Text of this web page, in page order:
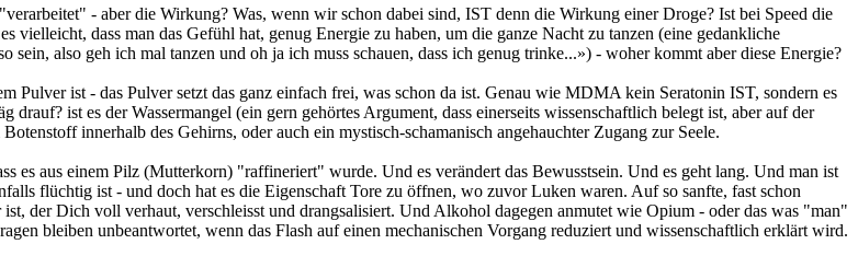
- aber die Wirkung? Was, wenn wir schon dabei sind, IST denn die Wirkung einer Droge? Ist bei Speed die
vielleicht, dass man das Gefühl hat, genug Energie zu haben, um die ganze Nacht zu tanzen (eine gedankliche
also geh ich mal tanzen und oh ja ich muss schauen, dass ich genug trinke...») - woher kommt aber diese Energie?
Pulver ist - das Pulver setzt das ganz einfach frei, was schon da ist. Genau wie MDMA kein Seratonin IST, sondern es
ist es der Wassermangel (ein gern gehörtes Argument, dass einerseits wissenschaftlich belegt ist, aber auf der
innerhalb des Gehirns, oder auch ein mystisch-schamanisch angehauchter Zugang zur Seele.
es aus einem Pilz (Mutterkorn) "raffineriert" wurde. Und es verändert das Bewusstsein. Und es geht lang. Und man ist
flüchtig ist - und doch hat es die Eigenschaft Tore zu öffnen, wo zuvor Luken waren. Auf so sanfte, fast schon
der Dich voll verhaut, verschleisst und drangsalisiert. Und Alkohol dagegen anmutet wie Opium - oder das was "man"
bleiben unbeantwortet, wenn das Flash auf einen mechanischen Vorgang reduziert und wissenschaftlich erklärt wird.